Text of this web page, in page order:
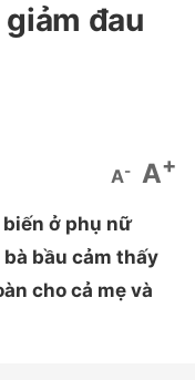
đau
A- A+
ở phụ nữ
bầu cảm thấy
cho cả mẹ và